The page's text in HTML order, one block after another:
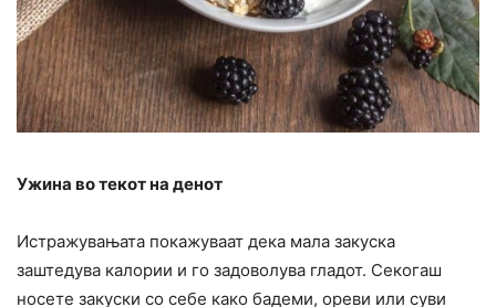
Ужина во текот на денот
Истражувањата покажуваат дека мала закуска
заштедува калории и го задоволува гладот. Секогаш
носете закуски со себе како бадеми, ореви или суви